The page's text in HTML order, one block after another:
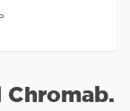
Chromab.